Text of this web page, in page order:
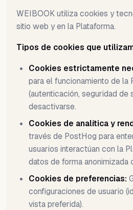
WEIBOOK utiliza cookies y
sitio web y en la Plataforma.
Tipos de cookies que
Cookies estrictamente
para el funcionamiento de la
(autenticación, seguridad de
desactivarse.
Cookies de analítica y
través de PostHog para
usuarios interactúan con la
datos de forma anonimizada
Cookies de preferencias:
configuraciones de usuario
vista preferida).